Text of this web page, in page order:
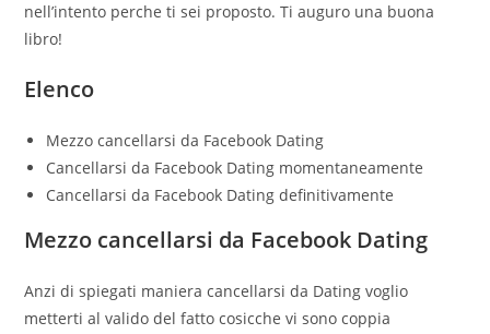
nell’intento perche ti sei proposto. Ti auguro una buona
libro!
Elenco
Mezzo cancellarsi da Facebook Dating
Cancellarsi da Facebook Dating momentaneamente
Cancellarsi da Facebook Dating definitivamente
Mezzo cancellarsi da Facebook Dating
Anzi di spiegati maniera cancellarsi da Dating voglio
metterti al valido del fatto cosicche vi sono coppia